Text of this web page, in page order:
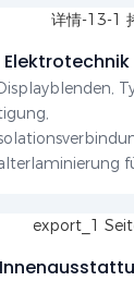
Elektrotechnik